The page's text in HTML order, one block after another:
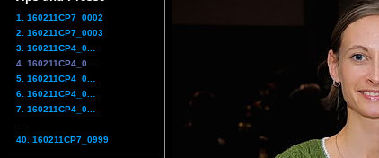
1. 160211CP7_0002
2. 160211CP7_0003
3. 160211CP4_0...
4. 160211CP4_0...
5. 160211CP4_0...
6. 160211CP4_0...
7. 160211CP4_0...
40. 160211CP7_0999